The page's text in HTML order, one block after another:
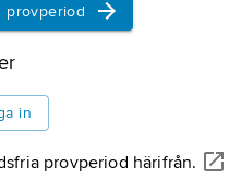
provperiod
in
provperiod härifrån.